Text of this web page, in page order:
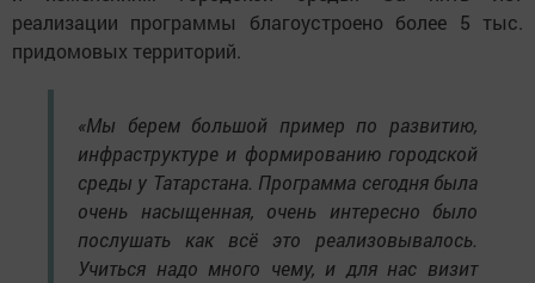
реализации программы благоустроено более 5 тыс.
придомовых территорий.
«Мы берем большой пример по развитию,
инфраструктуре и формированию городской
среды у Татарстана. Программа сегодня была
очень насыщенная, очень интересно было
послушать как всё это реализовывалось.
Учиться надо много чему, и для нас визит